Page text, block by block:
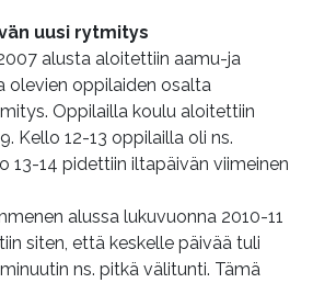
uusi rytmitys
alusta aloitettiin aamu-ja
olevien oppilaiden osalta
Oppilailla koulu aloitettiin
Kello 12-13 oppilailla oli ns.
13-14 pidettiin iltapäivän viimeinen
alussa lukuvuonna 2010-11
siten, että keskelle päivää tuli
ns. pitkä välitunti. Tämä